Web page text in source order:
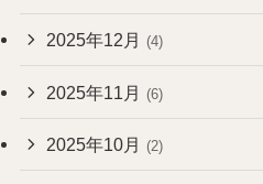
2025年12月 (4)
2025年11月 (6)
2025年10月 (2)